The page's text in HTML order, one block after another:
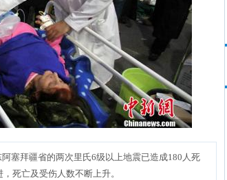
塞拜疆省的两次里氏6级以上地震已造成180人死
死亡及受伤人数不断上升。